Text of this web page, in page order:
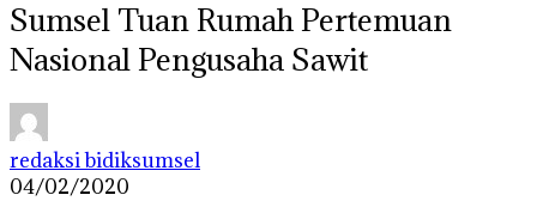
Sumsel Tuan Rumah Pertemuan
Nasional Pengusaha Sawit
redaksi bidiksumsel
04/02/2020